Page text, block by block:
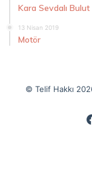
Kara Sevdalı Bulut
13 Nisan 2019
Motör
© Telif Hakkı